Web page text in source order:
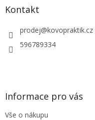
Kontakt
prodej@kovopraktik.cz
596789334
Informace pro vás
Vše o nákupu